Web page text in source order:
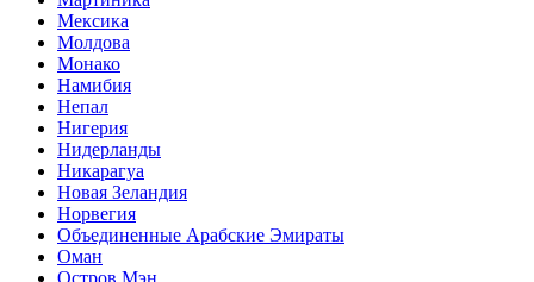
Мексика
Молдова
Монако
Намибия
Непал
Нигерия
Нидерланды
Никарагуа
Новая Зеландия
Норвегия
Объединенные Арабские Эмираты
Оман
Остров Мэн